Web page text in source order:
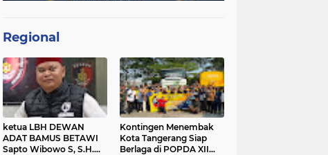
Regional
ketua LBH DEWAN
ADAT BAMUS BETAWI
Sapto Wibowo S, S.H.
Kontingen Menembak
Kota Tangerang Siap
Berlaga di POPDA XII